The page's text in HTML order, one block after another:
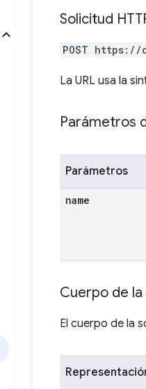
Solicitud
POST https://
La URL usa la
Parámetros
Parámetros
name
Cuerpo de
El cuerpo de la